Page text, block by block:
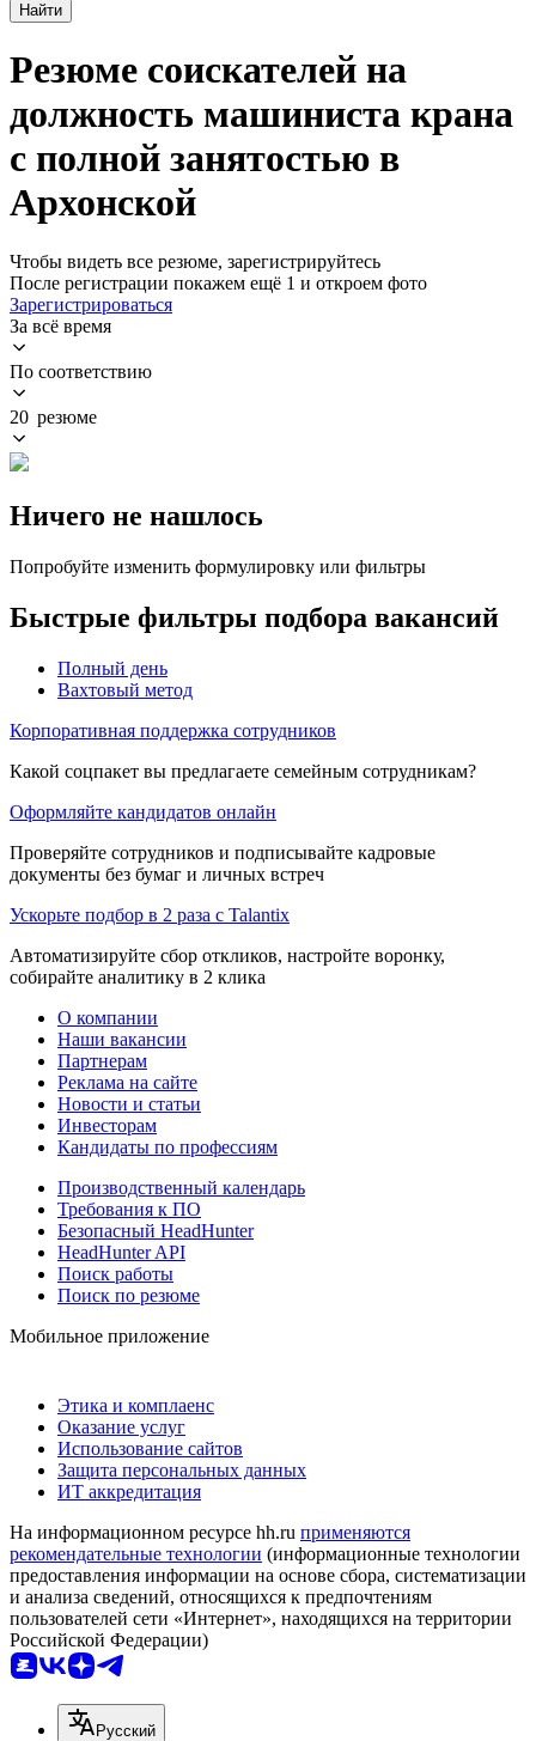
Найти
Резюме соискателей на
должность машиниста крана
с полной занятостью в
Архонской
Чтобы видеть все резюме, зарегистрируйтесь
После регистрации покажем ещё 1 и откроем фото
Зарегистрироваться
За всё время
По соответствию
20 резюме
Ничего не нашлось
Попробуйте изменить формулировку или фильтры
Быстрые фильтры подбора вакансий
Полный день
Вахтовый метод
Корпоративная поддержка сотрудников
Какой соцпакет вы предлагаете семейным сотрудникам?
Оформляйте кандидатов онлайн
Проверяйте сотрудников и подписывайте кадровые
документы без бумаг и личных встреч
Ускорьте подбор в 2 раза с Talantix
Автоматизируйте сбор откликов, настройте воронку,
собирайте аналитику в 2 клика
О компании
Наши вакансии
Партнерам
Реклама на сайте
Новости и статьи
Инвесторам
Кандидаты по профессиям
Производственный календарь
Требования к ПО
Безопасный HeadHunter
HeadHunter API
Поиск работы
Поиск по резюме
Мобильное приложение
Этика и комплаенс
Оказание услуг
Использование сайтов
Защита персональных данных
ИТ аккредитация
На информационном ресурсе hh.ru применяются
рекомендательные технологии (информационные технологии
предоставления информации на основе сбора, систематизации
и анализа сведений, относящихся к предпочтениям
пользователей сети «Интернет», находящихся на территории
Российской Федерации)
Русский